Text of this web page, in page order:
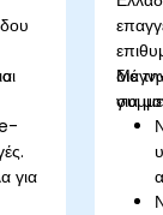
για
για
Με